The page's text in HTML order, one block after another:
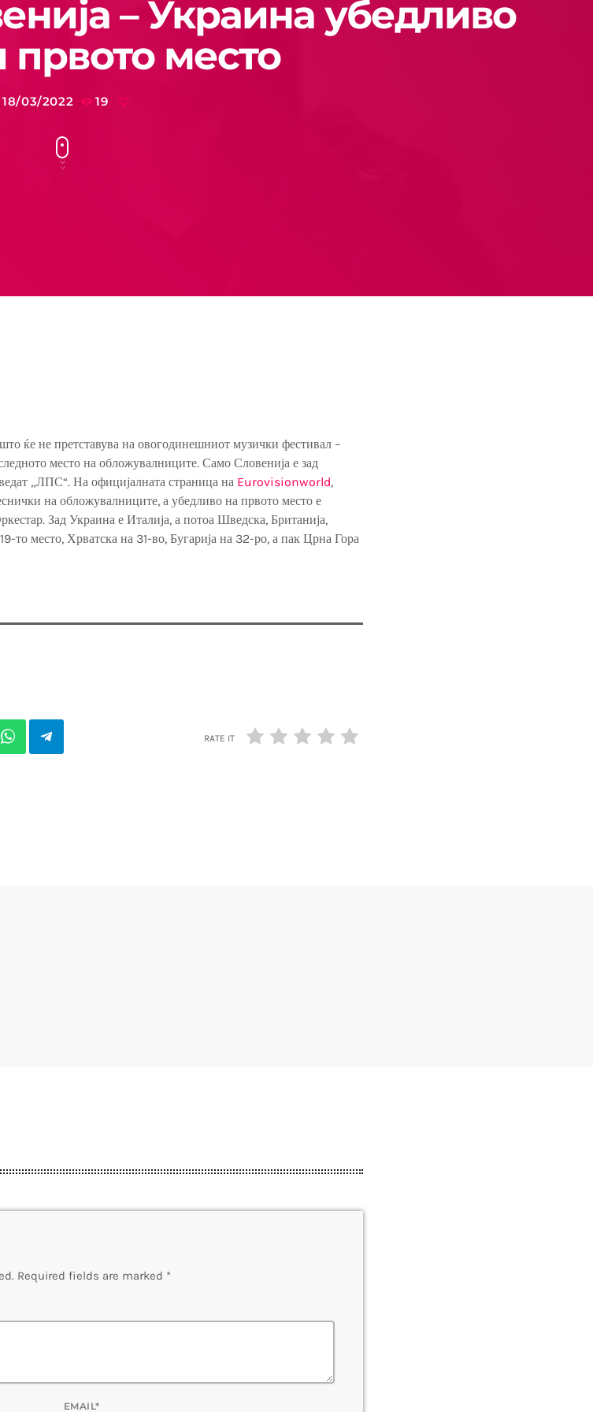
– Украина убедливо
место
18/03/2022 19
ќе не претставува на овогодинешниот музички фестивал –
место на обложувалниците. Само Словенија е зад
„ЛПС“. На официјалната страница на Eurovisionworld,
на обложувалниците, а убедливо на првото место е
Зад Украина е Италија, а потоа Шведска, Британија,
то место, Хрватска на 31-во, Бугарија на 32-ро, а пак Црна Гора
RATE IT
Required fields are marked *
EMAIL*